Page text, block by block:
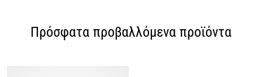
Πρόσφατα προβαλλόμενα προϊόντα